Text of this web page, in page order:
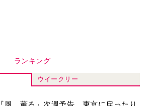
『風、薫る』次週予告。東京に戻ったり
す」と告げたのは…